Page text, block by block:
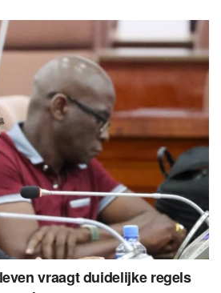
vraagt duidelijke regels